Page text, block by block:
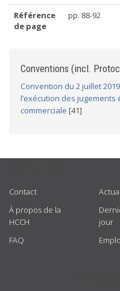
Référence
de page
pp. 88-92
Conventions (incl.
Convention du 2 juillet
l’exécution des
commerciale [41]
Contact
À propos de la
HCCH
FAQ
jour